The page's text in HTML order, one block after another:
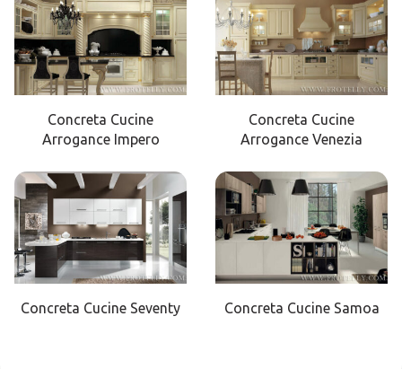
Concreta Cucine
Arrogance Impero
Concreta Cucine
Arrogance Venezia
Concreta Cucine Seventy Concreta Cucine Samoa